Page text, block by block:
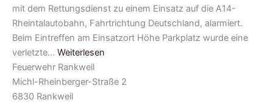
mit dem Rettungsdienst zu einem Einsatz auf die A14-
Rheintalautobahn, Fahrtrichtung Deutschland, alarmiert.
Beim Eintreffen am Einsatzort Höhe Parkplatz wurde eine
verletzte… Weiterlesen
Feuerwehr Rankweil
Michl-Rheinberger-Straße 2
6830 Rankweil